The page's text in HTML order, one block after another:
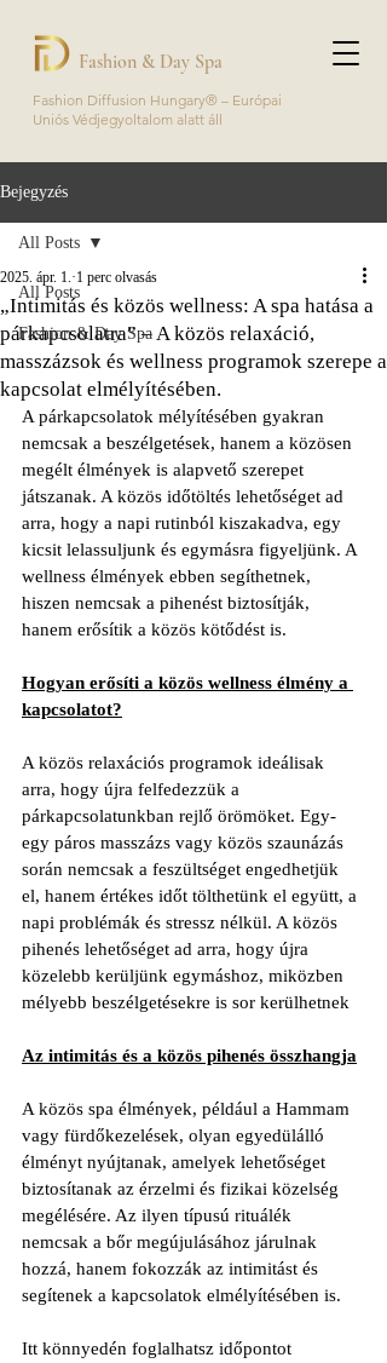
Fashion Diffusion Hungary® – Európai
Uniós Védjegyoltalom alatt áll
Fashion & Day Spa
Bejegyzés
All Posts
Fashion & Day Spa
All Posts
„Intimitás és közös wellness: A spa hatása a
párkapcsolatra” – A közös relaxáció,
masszázsok és wellness programok szerepe a
kapcsolat elmélyítésében.
2025. ápr. 1. 1 perc olvasás
A párkapcsolatok mélyítésében gyakran
nemcsak a beszélgetések, hanem a közösen
megélt élmények is alapvető szerepet
játszanak. A közös időtöltés lehetőséget ad
arra, hogy a napi rutinból kiszakadva, egy
kicsit lelassuljunk és egymásra figyeljünk. A
wellness élmények ebben segíthetnek,
hiszen nemcsak a pihenést biztosítják,
hanem erősítik a közös kötődést is.
Hogyan erősíti a közös wellness élmény a
kapcsolatot?
A közös relaxációs programok ideálisak
arra, hogy újra felfedezzük a
párkapcsolatunkban rejlő örömöket. Egy-
egy páros masszázs vagy közös szaunázás
során nemcsak a feszültséget engedhetjük
el, hanem értékes időt tölthetünk el együtt, a
napi problémák és stressz nélkül. A közös
pihenés lehetőséget ad arra, hogy újra
közelebb kerüljünk egymáshoz, miközben
mélyebb beszélgetésekre is sor kerülhetnek
Az intimitás és a közös pihenés összhangja
A közös spa élmények, például a Hammam
vagy fürdőkezelések, olyan egyedülálló
élményt nyújtanak, amelyek lehetőséget
biztosítanak az érzelmi és fizikai közelség
megélésére. Az ilyen típusú rituálék
nemcsak a bőr megújulásához járulnak
hozzá, hanem fokozzák az intimitást és
segítenek a kapcsolatok elmélyítésében is.
Itt könnyedén foglalhatsz időpontot